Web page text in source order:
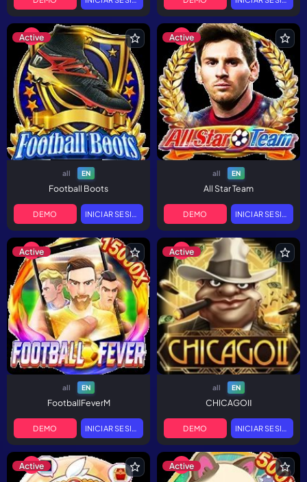
Active
all EN
Football Boots
DEMO INICIAR SESIÓN
Active
all EN
All Star Team
DEMO INICIAR SESIÓN
Active
all EN
FootballFeverM
DEMO INICIAR SESIÓN
Active
all EN
CHICAGOⅡ
DEMO INICIAR SESIÓN
Active Active